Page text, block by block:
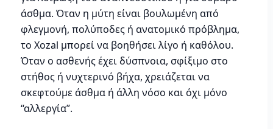
άσθμα. Όταν η μύτη είναι βουλωμένη από
φλεγμονή, πολύποδες ή ανατομικό πρόβλημα,
το Xozal μπορεί να βοηθήσει λίγο ή καθόλου.
Όταν ο ασθενής έχει δύσπνοια, σφίξιμο στο
στήθος ή νυχτερινό βήχα, χρειάζεται να
σκεφτούμε άσθμα ή άλλη νόσο και όχι μόνο
“αλλεργία”.